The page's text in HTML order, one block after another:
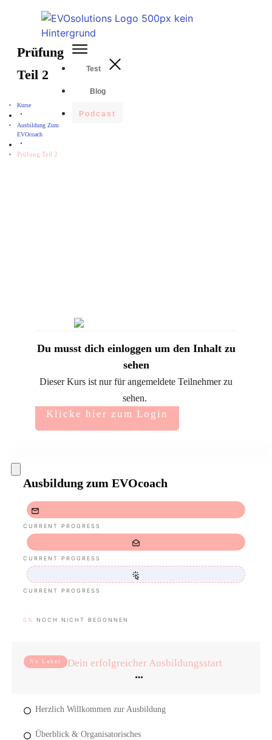
Test
Blog
Podcast
Prüfung
Teil 2
Kurse
Ausbildung Zum
EVOcoach
Prüfung Teil 2
Du musst dich einloggen um den Inhalt zu
sehen
Dieser Kurs ist nur für angemeldete Teilnehmer zu
sehen.
Klicke hier zum Login
Ausbildung zum EVOcoach
CURRENT PROGRESS
CURRENT PROGRESS
CURRENT PROGRESS
0% NOCH NICHT BEGONNEN
No Label Dein erfolgreicher Ausbildungsstart
Herzlich Willkommen zur Ausbildung
Überblick & Organisatorisches